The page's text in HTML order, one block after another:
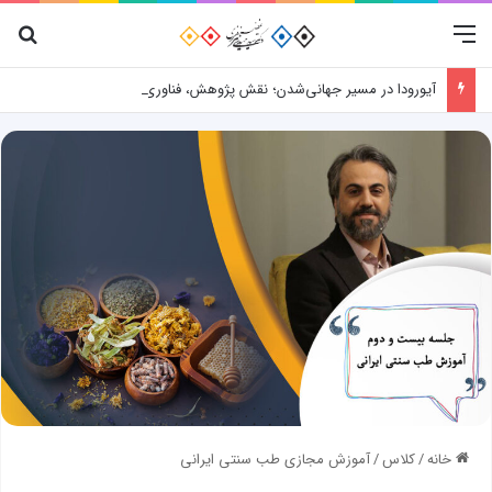
منو
آیورودا در مسیر جهانی‌شدن؛ نقش پژوهش، فناوری و شواهد علمی
خانه/کلاس/آموزش مجازی طب سنتی ایرانی